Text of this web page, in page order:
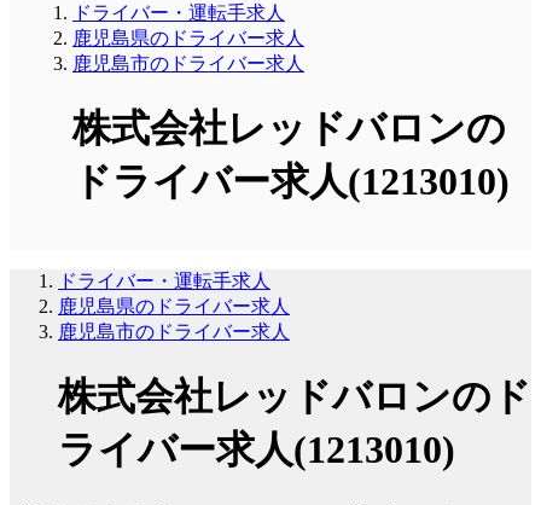
ドライバー・運転手求人
鹿児島県のドライバー求人
鹿児島市のドライバー求人
株式会社レッドバロンの
ドライバー求人(1213010)
ドライバー・運転手求人
鹿児島県のドライバー求人
鹿児島市のドライバー求人
株式会社レッドバロンのド
ライバー求人(1213010)